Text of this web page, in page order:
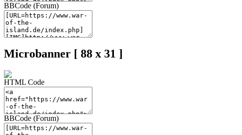
BBCode (Forum)
Microbanner [ 88 x 31 ]
HTML Code
BBCode (Forum)